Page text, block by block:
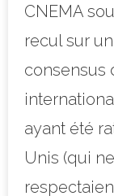
CNEMA
recul sur
consensus
ayant été
Unis (qui